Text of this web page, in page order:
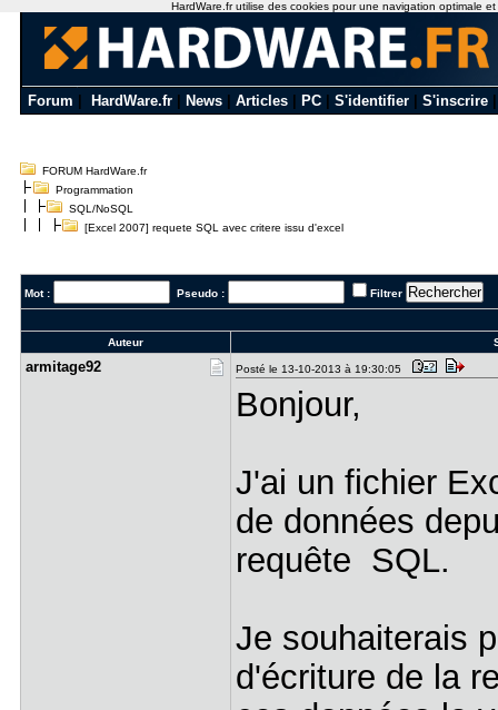
Forum HardWare.fr News Articles PC S'identifier S'inscrire
FORUM HardWare.fr
Programmation
SQL/NoSQL
[Excel 2007] requete SQL avec critere issu d'excel
Mot : Pseudo : Filtrer
Auteur
armitage92 Posté le 13-10-2013 à 19:30:05
Bonjour,
J'ai un fichier
de données
requête SQL.
Je souhaiterais
d'écriture de la
HardWare.fr utilise des cookies pour une navigation optimale